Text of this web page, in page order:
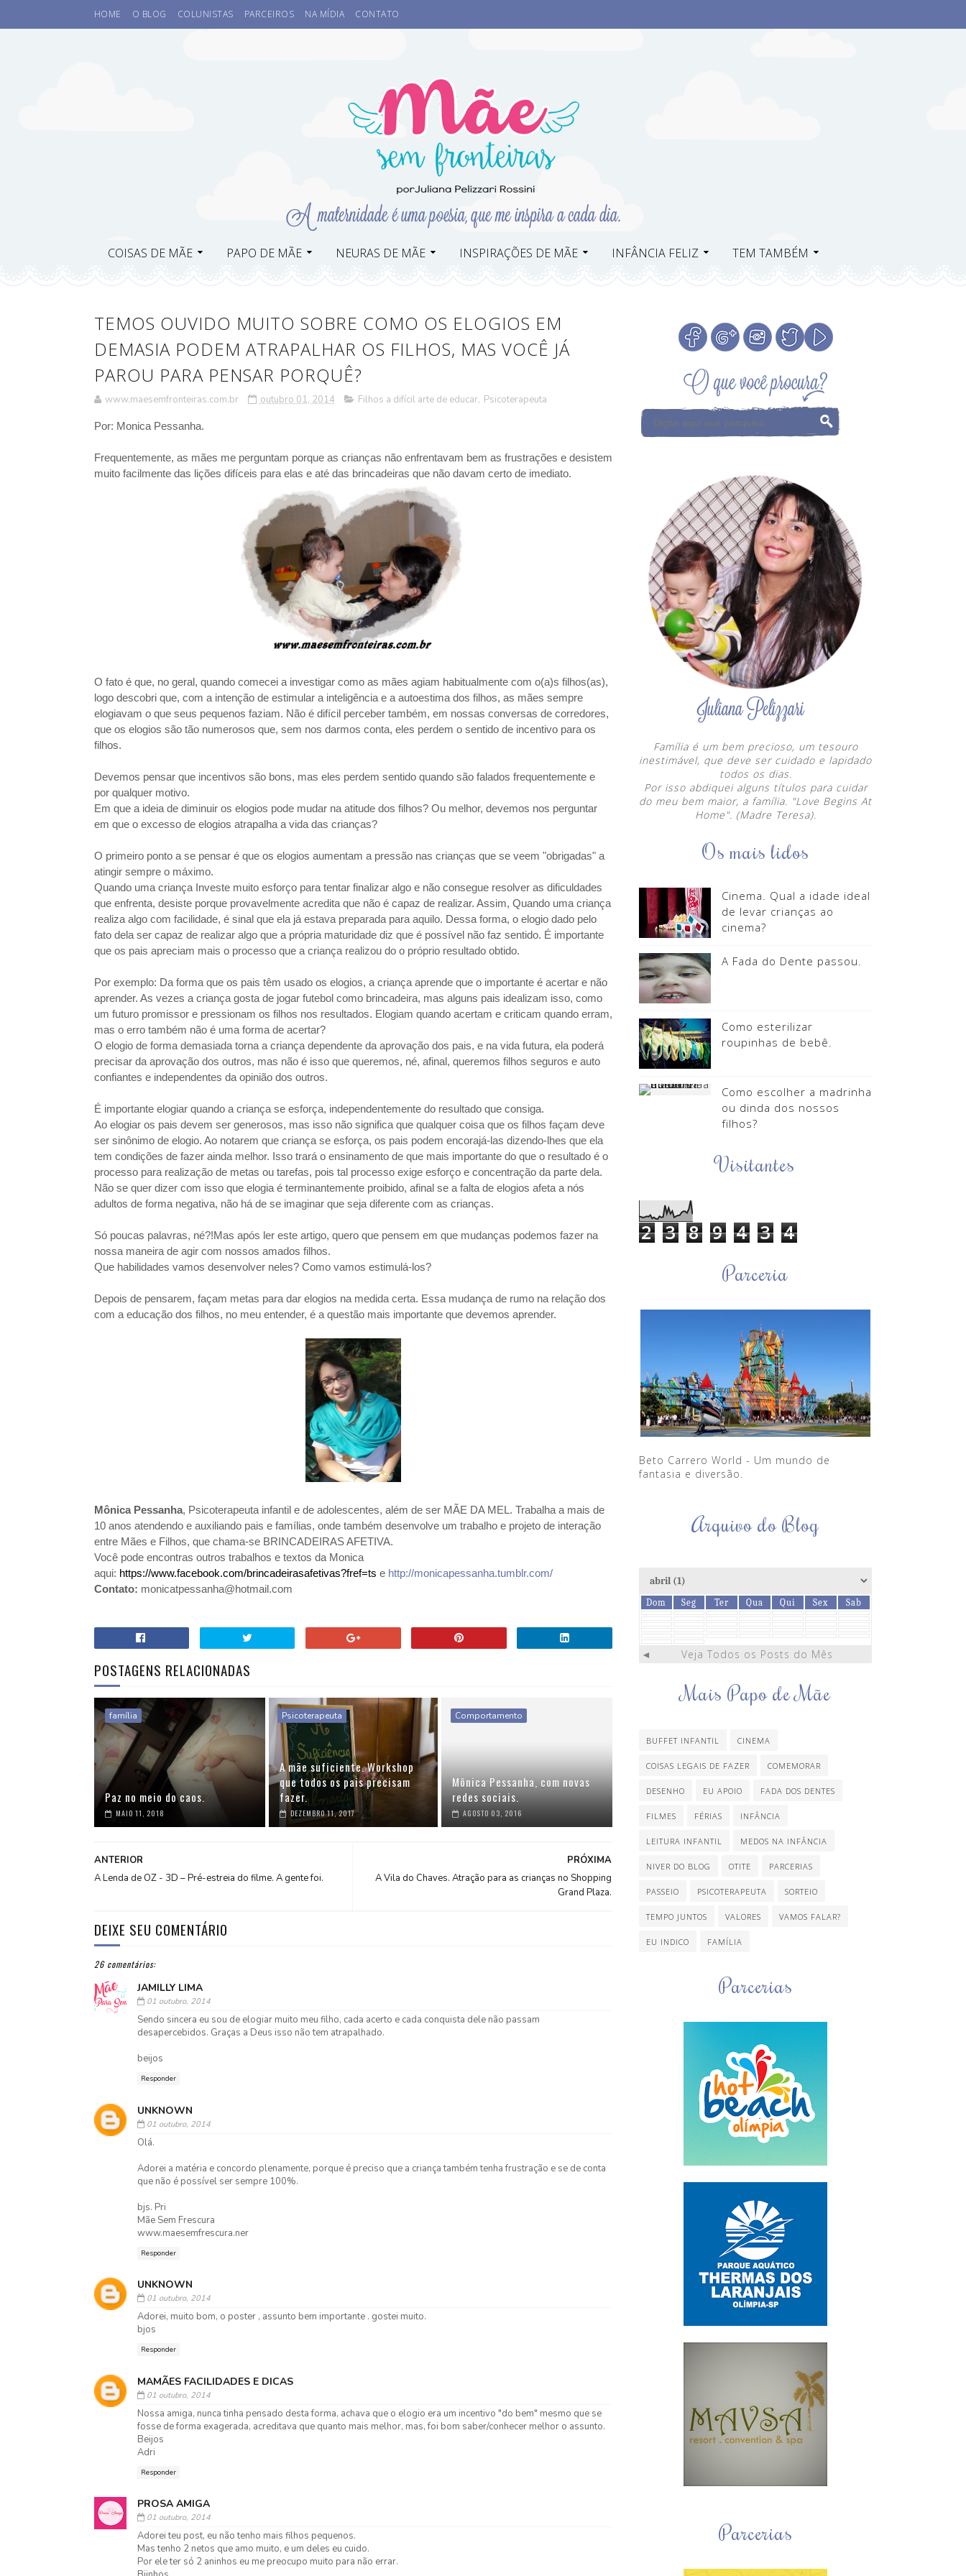
HOME O BLOG COLUNISTAS PARCEIROS NA MÍDIA CONTATO
COISAS DE MÃE PAPO DE MÃE NEURAS DE MÃE INSPIRAÇÕES DE MÃE INFÂNCIA FELIZ TEM TAMBÉM
TEMOS OUVIDO MUITO SOBRE COMO OS ELOGIOS EM
DEMASIA PODEM ATRAPALHAR OS FILHOS, MAS VOCÊ JÁ
PAROU PARA PENSAR PORQUÊ?
www.maesemfronteiras.com.br outubro 01, 2014 Filhos a difícil arte de educar, Psicoterapeuta
Por: Monica Pessanha.
Frequentemente, as mães me perguntam porque as crianças não enfrentavam bem as frustrações e desistem
muito facilmente das lições difíceis para elas e até das brincadeiras que não davam certo de imediato.
O fato é que, no geral, quando comecei a investigar como as mães agiam habitualmente com o(a)s filhos(as),
logo descobri que, com a intenção de estimular a inteligência e a autoestima dos filhos, as mães sempre
elogiavam o que seus pequenos faziam. Não é difícil perceber também, em nossas conversas de corredores,
que os elogios são tão numerosos que, sem nos darmos conta, eles perdem o sentido de incentivo para os
filhos.
Devemos pensar que incentivos são bons, mas eles perdem sentido quando são falados frequentemente e
por qualquer motivo.
Em que a ideia de diminuir os elogios pode mudar na atitude dos filhos? Ou melhor, devemos nos perguntar
em que o excesso de elogios atrapalha a vida das crianças?
O primeiro ponto a se pensar é que os elogios aumentam a pressão nas crianças que se veem "obrigadas" a
atingir sempre o máximo.
Quando uma criança Investe muito esforço para tentar finalizar algo e não consegue resolver as dificuldades
que enfrenta, desiste porque provavelmente acredita que não é capaz de realizar. Assim, Quando uma criança
realiza algo com facilidade, é sinal que ela já estava preparada para aquilo. Dessa forma, o elogio dado pelo
fato dela ser capaz de realizar algo que a própria maturidade diz que é possível não faz sentido. É importante
que os pais apreciam mais o processo que a criança realizou do o próprio resultado obtido.
Por exemplo: Da forma que os pais têm usado os elogios, a criança aprende que o importante é acertar e não
aprender. As vezes a criança gosta de jogar futebol como brincadeira, mas alguns pais idealizam isso, como
um futuro promissor e pressionam os filhos nos resultados. Elogiam quando acertam e criticam quando erram,
mas o erro também não é uma forma de acertar?
O elogio de forma demasiada torna a criança dependente da aprovação dos pais, e na vida futura, ela poderá
precisar da aprovação dos outros, mas não é isso que queremos, né, afinal, queremos filhos seguros e auto
confiantes e independentes da opinião dos outros.
É importante elogiar quando a criança se esforça, independentemente do resultado que consiga.
Ao elogiar os pais devem ser generosos, mas isso não significa que qualquer coisa que os filhos façam deve
ser sinônimo de elogio. Ao notarem que criança se esforça, os pais podem encorajá-las dizendo-lhes que ela
tem condições de fazer ainda melhor. Isso trará o ensinamento de que mais importante do que o resultado é o
processo para realização de metas ou tarefas, pois tal processo exige esforço e concentração da parte dela.
Não se quer dizer com isso que elogia é terminantemente proibido, afinal se a falta de elogios afeta a nós
adultos de forma negativa, não há de se imaginar que seja diferente com as crianças.
Só poucas palavras, né?!Mas após ler este artigo, quero que pensem em que mudanças podemos fazer na
nossa maneira de agir com nossos amados filhos.
Que habilidades vamos desenvolver neles? Como vamos estimulá-los?
Depois de pensarem, façam metas para dar elogios na medida certa. Essa mudança de rumo na relação dos
com a educação dos filhos, no meu entender, é a questão mais importante que devemos aprender.
Mônica Pessanha, Psicoterapeuta infantil e de adolescentes, além de ser MÃE DA MEL . Trabalha a mais de
10 anos atendendo e auxiliando pais e famílias, onde também desenvolve um trabalho e projeto de interação
entre Mães e Filhos, que chama-se BRINCADEIRAS AFETIVA.
Você pode encontras outros trabalhos e textos da Monica
aqui: https://www.facebook.com/brincadeirasafetivas?fref=ts e http://monicapessanha.tumblr.com/
Contato: monicatpessanha@hotmail.com
POSTAGENS RELACIONADAS
família
Paz no meio do caos.
MAIO 11, 2018
Psicoterapeuta
A mãe suficiente. Workshop
que todos os pais precisam
fazer.
DEZEMBRO 11, 2017
Comportamento
Mônica Pessanha, com novas
redes sociais.
AGOSTO 03, 2016
PRÓXIMA
A Vila do Chaves. Atração para as crianças no Shopping
Grand Plaza.
ANTERIOR
A Lenda de OZ - 3D – Pré-estreia do filme. A gente foi.
DEIXE SEU COMENTÁRIO
26 comentários:
JAMILLY LIMA
01 outubro, 2014
Sendo sincera eu sou de elogiar muito meu filho, cada acerto e cada conquista dele não passam
desapercebidos. Graças a Deus isso não tem atrapalhado.
beijos
Responder
UNKNOWN
01 outubro, 2014
Olá.
Adorei a matéria e concordo plenamente, porque é preciso que a criança também tenha frustração e se de conta
que não é possível ser sempre 100%.
bjs. Pri
Mãe Sem Frescura
www.maesemfrescura.ner
Responder
UNKNOWN
01 outubro, 2014
Adorei, muito bom, o poster , assunto bem importante . gostei muito.
bjos
Responder
MAMÃES FACILIDADES E DICAS
01 outubro, 2014
Nossa amiga, nunca tinha pensado desta forma, achava que o elogio era um incentivo "do bem" mesmo que se
fosse de forma exagerada, acreditava que quanto mais melhor, mas, foi bom saber/conhecer melhor o assunto.
Beijos
Adri
Responder
PROSA AMIGA
01 outubro, 2014
Adorei teu post, eu não tenho mais filhos pequenos.
Mas tenho 2 netos que amo muito, e um deles eu cuido.
Por ele ter só 2 aninhos eu me preocupo muito para não errar.
Família é um bem precioso, um tesouro
inestimável, que deve ser cuidado e lapidado
todos os dias.
Por isso abdiquei alguns títulos para cuidar
do meu bem maior, a família. "Love Begins At
Home". (Madre Teresa).
Os mais lidos
Cinema. Qual a idade ideal
de levar crianças ao
cinema?
A Fada do Dente passou.
Como esterilizar
roupinhas de bebê.
Como escolher a madrinha
ou dinda dos nossos
filhos?
Visitantes
2 3 8 9 4 3 4
Parceria
Beto Carrero World - Um mundo de
fantasia e diversão.
Arquivo do Blog
Dom Seg Ter Qua Qui Sex Sab
◄ Veja Todos os Posts do Mês
Mais Papo de Mãe
BUFFET INFANTIL CINEMA
COISAS LEGAIS DE FAZER COMEMORAR
DESENHO EU APOIO FADA DOS DENTES
FILMES FÉRIAS INFÂNCIA
LEITURA INFANTIL MEDOS NA INFÂNCIA
NIVER DO BLOG OTITE PARCERIAS
PASSEIO PSICOTERAPEUTA SORTEIO
TEMPO JUNTOS VALORES VAMOS FALAR?
EU INDICO FAMÍLIA
Parcerias
Parcerias